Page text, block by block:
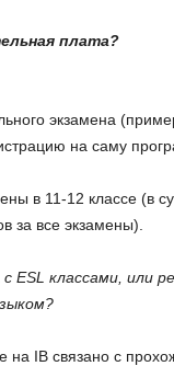
плата?
экзамена
на саму
в 11-12 классе (в
за все экзамены).
ESL классами, или
на IB связано с